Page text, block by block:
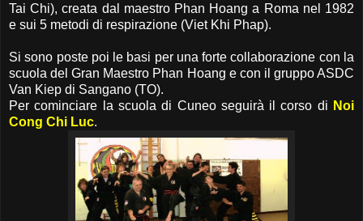
Tai Chi), creata dal maestro Phan Hoang a Roma nel 1982
e sui 5 metodi di respirazione (Viet Khi Phap).
Si sono poste poi le basi per una forte collaborazione con la
scuola del Gran Maestro Phan Hoang e con il gruppo ASDC
Van Kiep di Sangano (TO).
Per cominciare la scuola di Cuneo seguirà il corso di Noi
Cong Chi Luc.